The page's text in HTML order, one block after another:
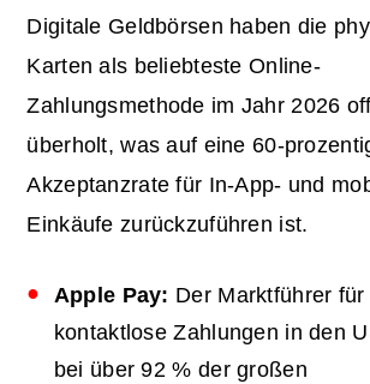
Digitale Geldbörsen haben die
Karten als beliebteste Online-
Zahlungsmethode im Jahr 2026
überholt, was auf eine 60-
Akzeptanzrate für In-App- und
Einkäufe zurückzuführen ist.
Apple Pay: Der Marktführer für
kontaktlose Zahlungen in den
bei über 92 % der großen